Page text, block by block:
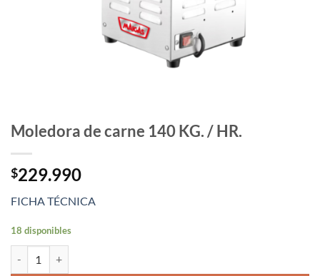
Moledora de carne 140 KG. / HR.
$229.990
FICHA TÉCNICA
18 disponibles